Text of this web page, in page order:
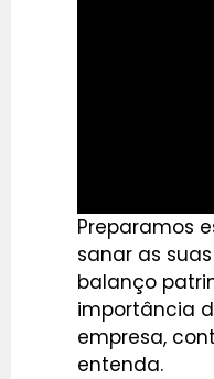
Preparamos
sanar as
balanço
importância
empresa,
entenda.